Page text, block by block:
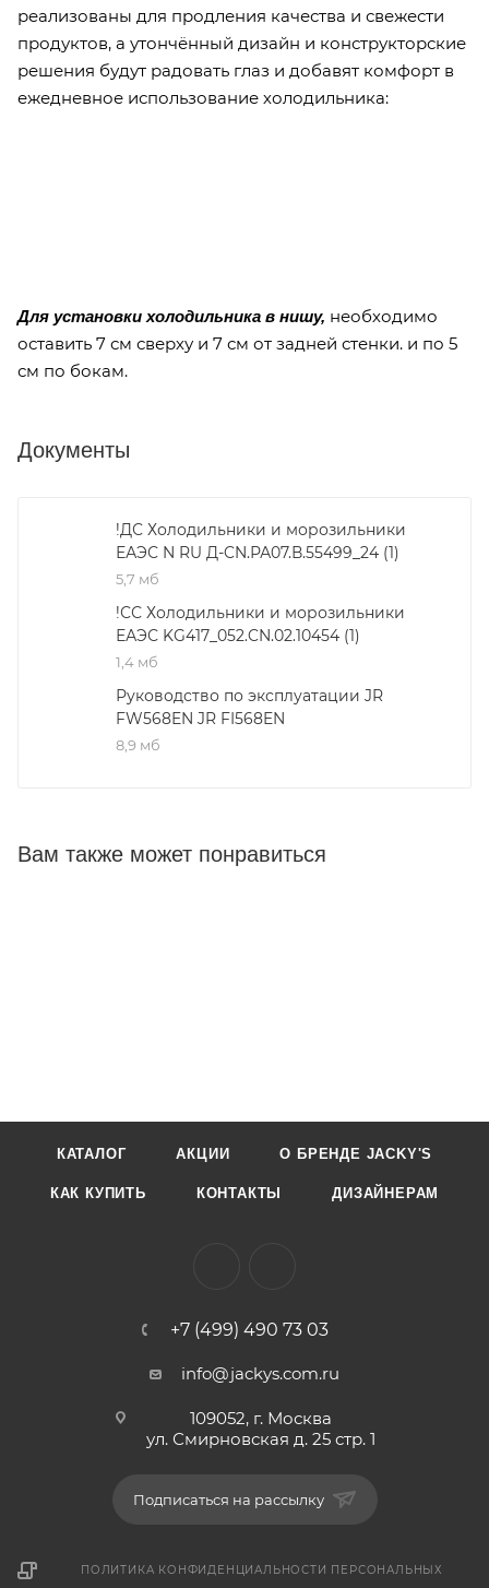
реализованы для продления качества и свежести
продуктов, а утончённый дизайн и конструкторские
решения будут радовать глаз и добавят комфорт в
ежедневное использование холодильника:
Для установки холодильника в нишу, необходимо
оставить 7 см сверху и 7 см от задней стенки. и по 5
см по бокам.
Документы
!ДС Холодильники и морозильники
ЕАЭС N RU Д-CN.РА07.В.55499_24 (1)
5,7 мб
!СС Холодильники и морозильники
ЕАЭС KG417_052.CN.02.10454 (1)
1,4 мб
Руководство по эксплуатации JR
FW568EN JR FI568EN
8,9 мб
Вам также может понравиться
КАТАЛОГ АКЦИИ О БРЕНДЕ JACKY'S
КАК КУПИТЬ КОНТАКТЫ ДИЗАЙНЕРАМ
+7 (499) 490 73 03
info@jackys.com.ru
109052, г. Москва
ул. Смирновская д. 25 стр. 1
Подписаться на рассылку
ПОЛИТИКА КОНФИДЕНЦИАЛЬНОСТИ ПЕРСОНАЛЬНЫХ